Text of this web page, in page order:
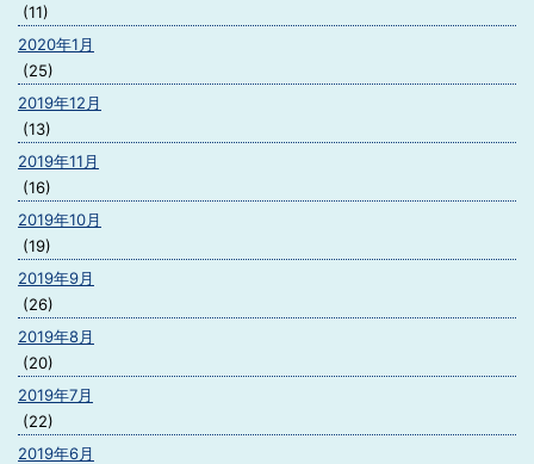
(11)
2020年1月
(25)
2019年12月
(13)
2019年11月
(16)
2019年10月
(19)
2019年9月
(26)
2019年8月
(20)
2019年7月
(22)
2019年6月